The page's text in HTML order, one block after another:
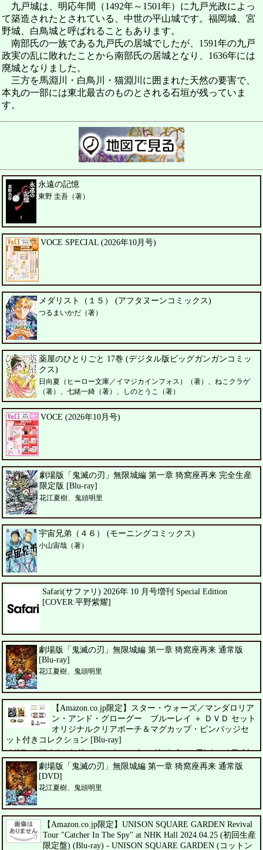
九戸城は、明応年間（1492年～1501年）に九戸光政によっ
て築造されたとされている、中世の平山城です。福岡城、宮
野城、白鳥城と呼ばれることもあります。
南部氏の一族である九戸氏の居城でしたが、1591年の九戸
政実の乱に敗れたことから南部氏の居城となり、1636年には
廃城となりました。
三方を馬淵川・白鳥川・猫淵川に囲まれた天然の要害で、
本丸の一部には東北最古のものとされる石垣が残っていま
す。
永遠の記憶
東野 圭吾（著）
VOCE SPECIAL (2026年10月号)
メダリスト（１５） (アフタヌーンコミックス)
つるまいかだ（著）
薬屋のひとりごと 17巻 (デジタル版ビッグガンガンコミッ
クス)
日向夏（ヒーロー文庫／イマジカインフォス）（著）、ねこクラゲ
（著）、七緒一綺（著）、しのとうこ（著）
VOCE (2026年10月号)
劇場版「鬼滅の刃」無限城編 第一章 猗窩座再来 完全生産
限定版 [Blu-ray]
花江夏樹、鬼頭明里
宇宙兄弟（４６） (モーニングコミックス)
小山宙哉（著）
Safari(サファリ) 2026年 10 月号増刊 Special Edition
[COVER:平野紫耀]
劇場版「鬼滅の刃」無限城編 第一章 猗窩座再来 通常版
[Blu-ray]
花江夏樹、鬼頭明里
【Amazon.co.jp限定】スター・ウォーズ／マンダロリア
ン・アンド・グローグー ブルーレイ ＋ ＤＶＤ セット
オリジナルクリアポーチ＆マグカップ・ピンバッジセ
ット付きコレクション [Blu-ray]
ペドロ・パスカル、シガーニー・ウィーバー、ジェレミー・アレン・ホワイト
劇場版「鬼滅の刃」無限城編 第一章 猗窩座再来 通常版
[DVD]
花江夏樹、鬼頭明里
【Amazon.co.jp限定】UNISON SQUARE GARDEN Revival
Tour "Catcher In The Spy" at NHK Hall 2024.04.25 (初回生産
限定盤) (Blu-ray) - UNISON SQUARE GARDEN (コットン